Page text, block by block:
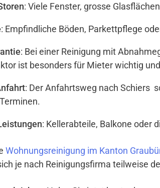
: Viele Fenster, grosse
: Empfindliche Böden, Parkettpflege
: Bei einer Reinigung mit
ist besonders für Mieter wichtig
: Der Anfahrtsweg nach Schiers
: Kellerabteile, Balkone oder
Wohnungsreinigung im Kanton
je nach Reinigungsfirma teilweise